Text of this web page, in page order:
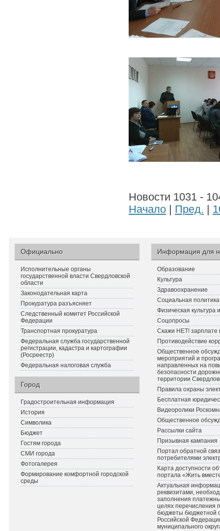
Новости 1031 -
Начало
Пред.
Официально
Исполнительные органы
государственной власти Свердловской
области
Законодательная карта
Прокуратура разъясняет
Следственный комитет Российской
Федерации
Транспортная прокуратура
Федеральная служба государственной
регистрации, кадастра и картографии
(Росреестр)
Федеральная налоговая служба
Город
Градостроительная информация
История
Символика
Бюджет
Гостям города
СМИ города
Фотогалерея
Формирование комфортной городской
среды
Информация для
Образование
Культура
Здравоохранение
Социальная политика
Физическая культура
Соцопросы
Скажи НЕТ! зарплате
Противодействие
Общественное
мероприятий и
направленных на
безопасности
территории
Правила охраны
Бесплатная
Видеоролики
Общественное
Рассылки сайта
Призывная кампания
Портал обратной
потребителями
Карта доступности
портала «Жить
Актуальная
реквизитами,
заполнения
целях перечисления
бюджеты бюджетной
Российской
муниципального